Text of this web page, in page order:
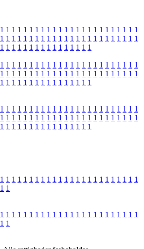
1 1 1 1 1 1 1 1 1 1 1 1 1 1 1 1 1 1 1 1 1 1 1 1
1 1 1 1 1 1 1 1 1 1 1 1 1 1 1 1 1 1 1 1 1 1 1 1
1 1 1 1 1 1 1 1 1 1 1 1 1 1 1 1
1 1 1 1 1 1 1 1 1 1 1 1 1 1 1 1 1 1 1 1 1 1 1 1
1 1 1 1 1 1 1 1 1 1 1 1 1 1 1 1 1 1 1 1 1 1 1 1
1 1 1 1 1 1 1 1 1 1 1 1 1 1 1 1
1 1 1 1 1 1 1 1 1 1 1 1 1 1 1 1 1 1 1 1 1 1 1 1
1 1 1 1 1 1 1 1 1 1 1 1 1 1 1 1 1 1 1 1 1 1 1 1
1 1 1 1 1 1 1 1 1 1 1 1 1 1 1 1
1 1 1 1 1 1 1 1 1 1 1 1 1 1 1 1 1 1 1 1 1 1 1 1
1 1
1 1 1 1 1 1 1 1 1 1 1 1 1 1 1 1 1 1 1 1 1 1 1 1
1 1